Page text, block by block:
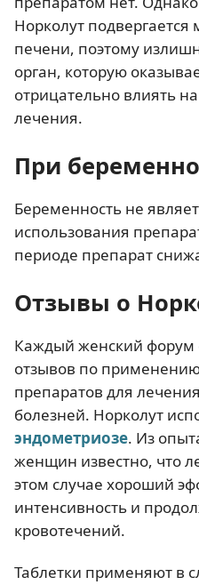
Норколут
печени, поэтому
орган, которую
отрицательно влиять
лечения.
При
Беременность не
использования
периоде препарат
Отзывы о
Каждый женский форум
отзывов по
препаратов для
болезней. Норколут
эндометриозе. Из
женщин известно, что
этом случае хороший
интенсивность и
кровотечений.
Таблетки применяют в